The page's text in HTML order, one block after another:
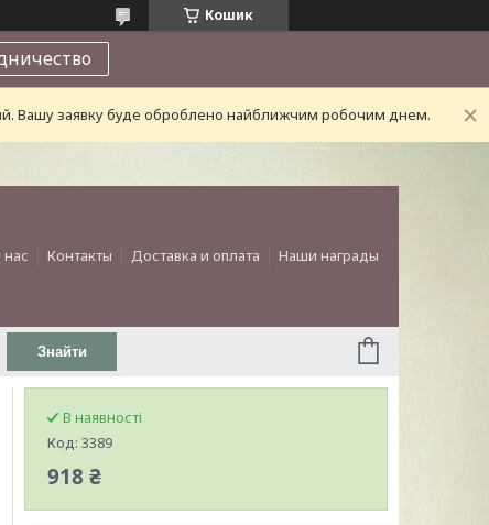
Кошик
Вашу заявку буде оброблено найближчим робочим днем.
нас Контакты Доставка и оплата Наши награды
Знайти
В наявності
Код: 3389
918 ₴